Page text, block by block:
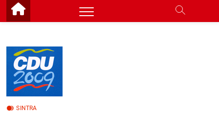
Skip
SINTRA